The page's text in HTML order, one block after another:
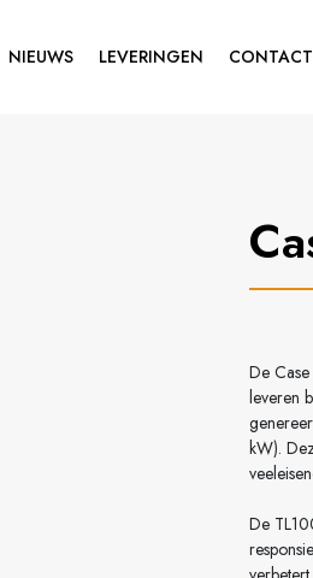
NIEUWS LEVERINGEN CONTACT
De
leveren
kW).
De